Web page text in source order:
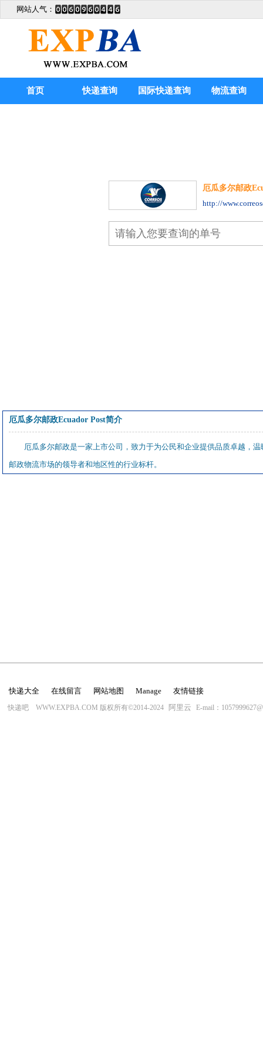
网站人气：
首页 快递查询 国际快递查询 物流查询
厄瓜多尔邮政
http://
厄瓜多尔邮政Ecuador Post简介
厄瓜多尔邮政是一家上市公司，致力于为公民和企业提供品质卓越，
邮政物流市场的领导者和地区性的行业标杆。
快递大全 在线留言 网站地图 Manage 友情链接
快递吧 WWW.EXPBA.COM 版权所有©2014-2024 阿里云 E-mail：